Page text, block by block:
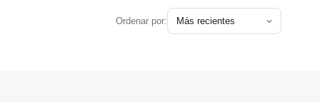
Ordenar por: